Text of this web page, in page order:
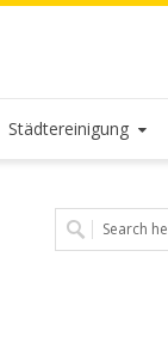
Städtereinigung